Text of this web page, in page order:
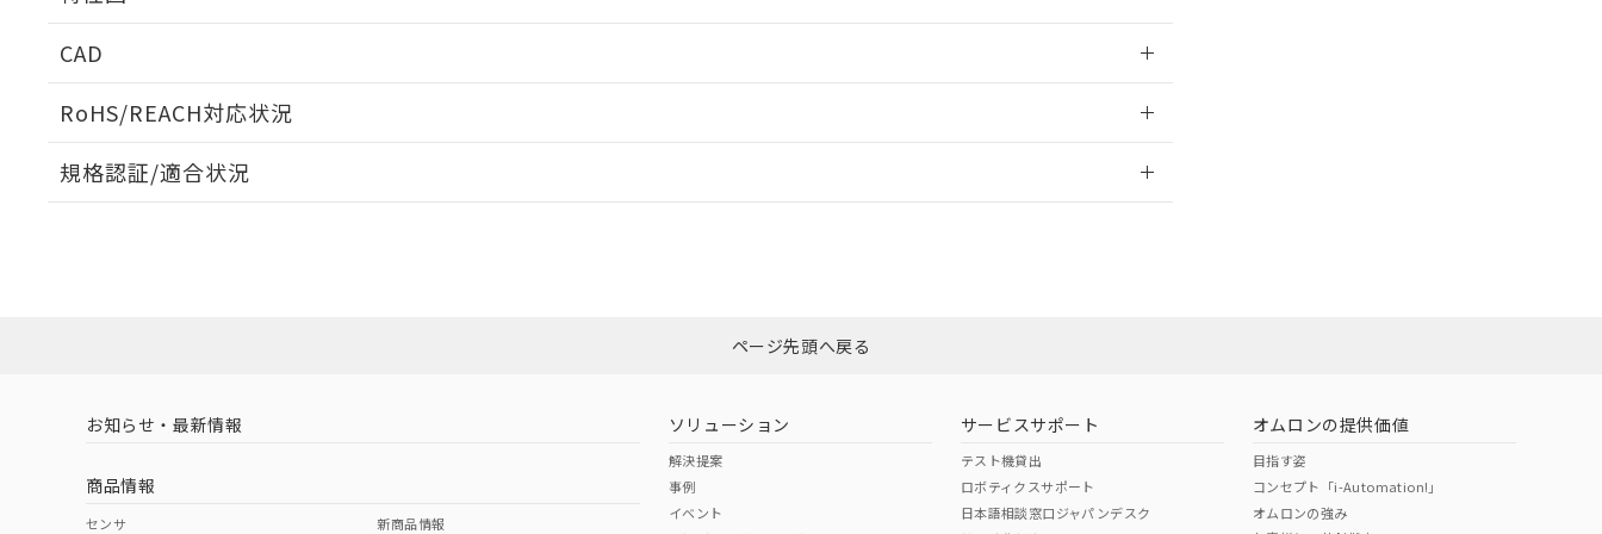
A: 80mm以上、B: 60mm以上
金属埋め込み
検出領域
CAD
RoHS/REACH対応状況
EU RoHS 注意事項・凡例
ダウンロードはこちら
中国 RoHS 注意事項・凡例
中国 RoHS表
規格認証/適合状況
（イギリス
（ノルウェー
（日本
（アメリカ
ページ先頭へ戻る
お知らせ・最新情報
商品情報
センサ 新商品情報
ソリューション
解決提案
事例
イベント
サービスサポート
テスト機貸出
ロボティクスサポート
日本語相談窓口ジャパンデスク
オムロンの提供価値
目指す姿
コンセプト「i-Automation!」
オムロンの強み